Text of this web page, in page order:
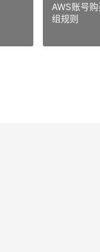
AWS账号
组规则